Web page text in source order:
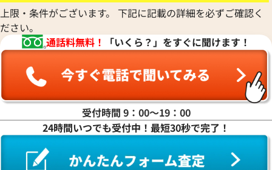
上限・条件がございます。 下記に記載の詳細を必ずご確認く
ださい。
通話料無料！
「いくら？」をすぐに聞けます！
受付時間 9：00〜19：00
24時間いつでも受付中！最短30秒で完了！